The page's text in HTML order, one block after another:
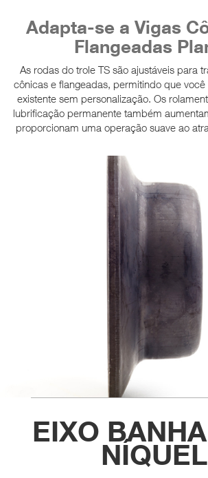
Adapta-se a Vigas
Flangeadas
As rodas do trole TS são ajustáveis para
cônicas e flangeadas, permitindo que
existente sem personalização. Os
lubrificação permanente também
proporcionam uma operação suave ao
EIXO
NÍQUEL